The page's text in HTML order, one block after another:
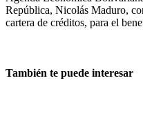
República, Nicolás Maduro,
cartera de créditos, para el
También te puede interesar